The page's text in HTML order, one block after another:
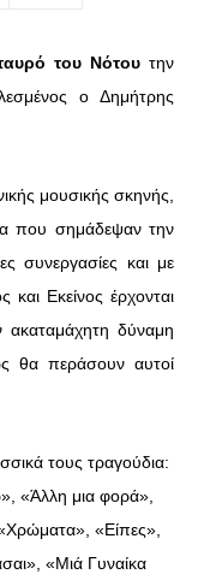
του Νότου την
ο Δημήτρης
μουσικής σκηνής,
που σημάδεψαν την
συνεργασίες και με
και Εκείνος έρχονται
δύναμη
θα περάσουν αυτοί
τους τραγούδια:
«Άλλη μια φορά»,
«Eίπες»,
«Mιά Γυναίκα